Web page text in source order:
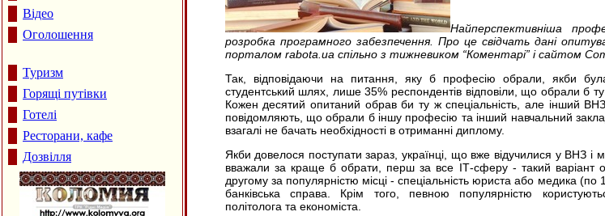
Відео
Оголошення
Туризм
Горящі путівки
Готелі
Ресторани, кафе
Дозвілля
Найперспективніша
розробка програмного забезпечення. Про це свідчать дані
порталом rabota.ua спільно з тижневиком “Коментарі” і сайтом
Так, відповідаючи на питання, яку б професію обрали, якби
студентський шлях, лише 35% респондентів відповіли, що обрали б
Кожен десятий опитаний обрав би ту ж спеціальність, але інший
повідомляють, що обрали б іншу професію та інший навчальний
взагалі не бачать необхідності в отриманні диплому.
Якби довелося поступати зараз, українці, що вже відучилися у ВНЗ і
вважали за краще б обрати, перш за все ІТ-сферу - такий варіант
другому за популярністю місці - спеціальність юриста або медика (по
банківська справа. Крім того, певною популярністю
політолога та економіста.